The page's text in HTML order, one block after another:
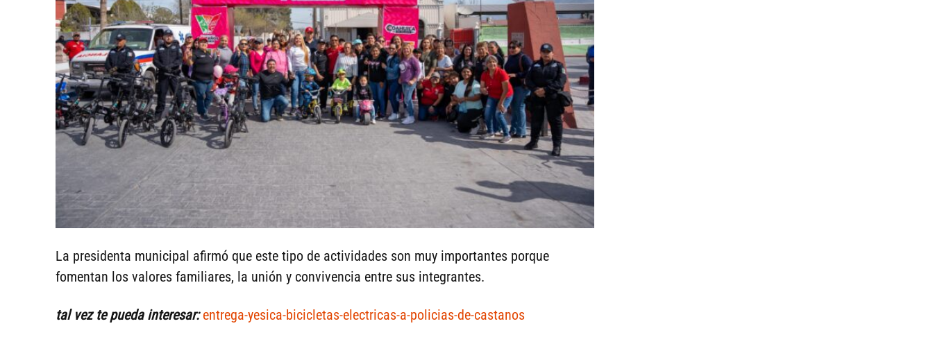
La presidenta municipal afirmó que este tipo de actividades son muy importantes porque
fomentan los valores familiares, la unión y convivencia entre sus integrantes.
tal vez te pueda interesar: entrega-yesica-bicicletas-electricas-a-policias-de-castanos